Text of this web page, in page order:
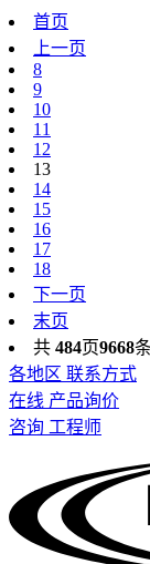
首页
上一页
8
9
10
11
12
13
14
15
16
17
18
下一页
末页
共 484页9668条
各地区 联系方式
在线 产品询价
咨询 工程师